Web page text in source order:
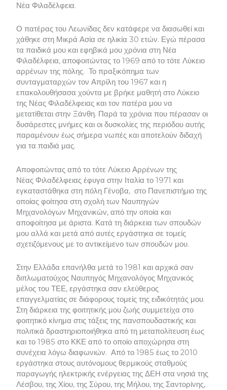
Νέα Φιλαδέλφεια.
Ο πατέρας του Λεωνίδας δεν κατάφερε να διασωθεί και
χάθηκε στη Μικρά Ασία σε ηλικία 30 ετών. Εγώ πέρασα
τα παιδικά μου και εφηβικά μου χρόνια στη Νέα
Φιλαδέλφεια, αποφοιτώντας το 1969 από το τότε Λύκειο
αρρένων της πόλης. Το πραξικόπημα των
συνταγματαρχών τον Απρίλη του 1967 και η
επακολουθήσασα χούντα με βρήκε μαθητή στο Λύκειο
της Νέας Φιλαδέλφειας και τον πατέρα μου να
μετατίθεται στην Ξάνθη. Παρά τα χρόνια που πέρασαν οι
δυσάρεστες μνήμες και οι δυσκολίες της περιόδου αυτής
παραμένουν έως σήμερα νωπές και αποτελούν διδαχή
για τα παιδιά μας.
Αποφοιτώντας από το τότε Λύκειο Αρρένων της
Νέας Φιλαδέλφειας έφυγα στην Ιταλία το 1971 και
εγκαταστάθηκα στη πόλη Γένοβα, στο Πανεπιστήμιο της
οποίας φοίτησα στη σχολή των Ναυπηγών
Μηχανολόγων Μηχανικών, από την οποία και
αποφοίτησα με άριστα. Κατά τη διάρκεια των σπουδών
μου αλλά και μετά από αυτές εργάστηκα σε τομείς
σχετιζόμενους με το αντικείμενο των σπουδών μου.
Στην Ελλάδα επανήλθα μετά το 1981 και αρχικά σαν
διπλωματούχος Ναυπηγός Μηχανολόγος Μηχανικός
μέλος του ΤΕΕ, εργάστηκα σαν ελεύθερος
επαγγελματίας σε διάφορους τομείς της ειδικότητάς μου.
Στη διάρκεια της φοιτητικής μου ζωής συμμετείχα στο
φοιτητικό κίνημα στις τάξεις της πανσπουδαστικής και
πολιτικά δραστηριοποιήθηκα από τη μεταπολίτευση έως
και το 1985 στο ΚΚΕ από το οποίο αποχώρησα στη
συνέχεια λόγω διαφωνιών. Από το 1985 έως το 2010
εργάστηκα στους αυτόνομους θερμικούς σταθμούς
παραγωγής ηλεκτρικής ενέργειας της ΔΕΗ στα νησιά της
Λέσβου, της Χίου, της Σύρου, της Μήλου, της Σαντορίνης,